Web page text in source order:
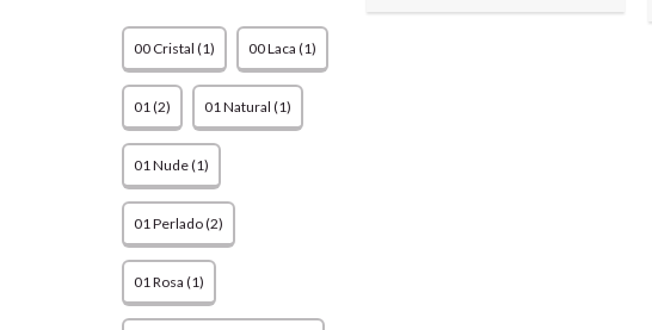
00 Cristal (1) 00 Laca (1)
01 (2) 01 Natural (1)
01 Nude (1)
01 Perlado (2)
01 Rosa (1)